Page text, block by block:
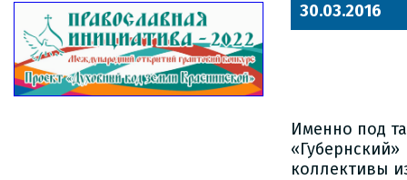
30.03.2016
Именно под
коллективы